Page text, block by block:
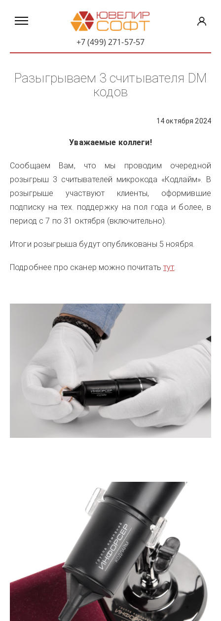
+7 (499) 271-57-57
Разыгрываем 3 считывателя DM
кодов
14 октября 2024
Уважаемые коллеги!
Сообщаем Вам, что мы проводим очередной
розыгрыш 3 считывателей микрокода «Кодлайм». В
розыгрыше участвуют клиенты, оформившие
подписку на тех. поддержку на пол года и более, в
период с 7 по 31 октября (включительно).
Итоги розыгрыша будут опубликованы 5 ноября.
Подробнее про сканер можно почитатьтут.